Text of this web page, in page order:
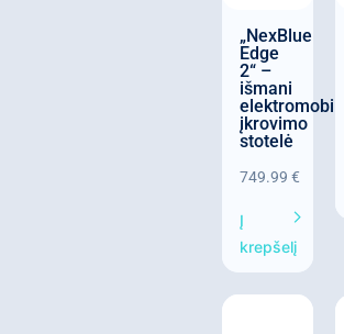
„NexBlue
Edge
2“ –
išmani
elektromobilių
įkrovimo
stotelė
749.99 €
Į
krepšelį